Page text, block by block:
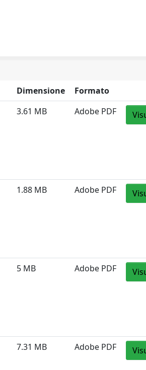
Dimensione Formato
3.61 MB Adobe PDF
1.88 MB Adobe PDF
5 MB Adobe PDF
7.31 MB Adobe PDF